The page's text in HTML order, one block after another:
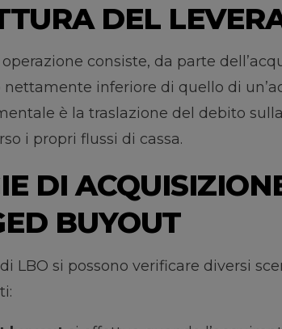
DEL
consiste, da parte
inferiore di quello di
è la traslazione del debito
i propri flussi di cassa.
DI
BUYOUT
LBO si possono verificare diversi